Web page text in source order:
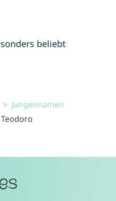
beliebt
Jungennamen
Teodoro